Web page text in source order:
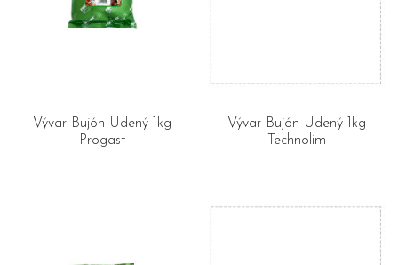
Vývar Bujón Údený 1kg
Progast
Vývar Bujón Údený 1kg
Technolim